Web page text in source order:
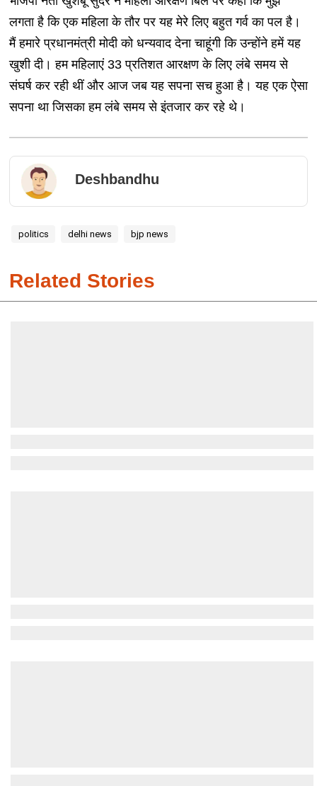
लगता है कि एक महिला के तौर पर यह मेरे लिए बहुत गर्व का पल है।
मैं हमारे प्रधानमंत्री मोदी को धन्यवाद देना चाहूंगी कि उन्होंने हमें यह
खुशी दी। हम महिलाएं 33 प्रतिशत आरक्षण के लिए लंबे समय से
संघर्ष कर रही थीं और आज जब यह सपना सच हुआ है। यह एक ऐसा
सपना था जिसका हम लंबे समय से इंतजार कर रहे थे।
Deshbandhu
politics delhi news bjp news
Related Stories